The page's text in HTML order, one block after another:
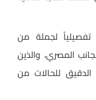
تفصيلياً لجملة من
المصري، والذين
للحالات من